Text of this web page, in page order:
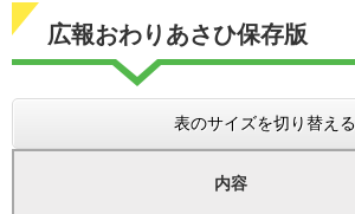
広報おわりあさひ保存版
表のサイズを切り替える
内容